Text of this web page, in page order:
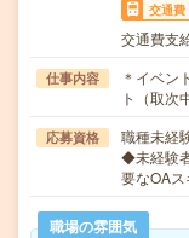
交通費
交通費支
仕事内容
＊イベン
ト（取次
応募資格
職種未経
◆未経験
要なOA
職場の雰囲気